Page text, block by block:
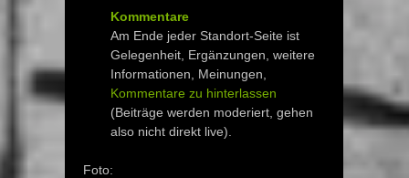
Kommentare
Am Ende jeder Standort-Seite ist
Gelegenheit, Ergänzungen, weitere
Informationen, Meinungen,
Kommentare zu hinterlassen
(Beiträge werden moderiert, gehen
also nicht direkt live).
Foto: